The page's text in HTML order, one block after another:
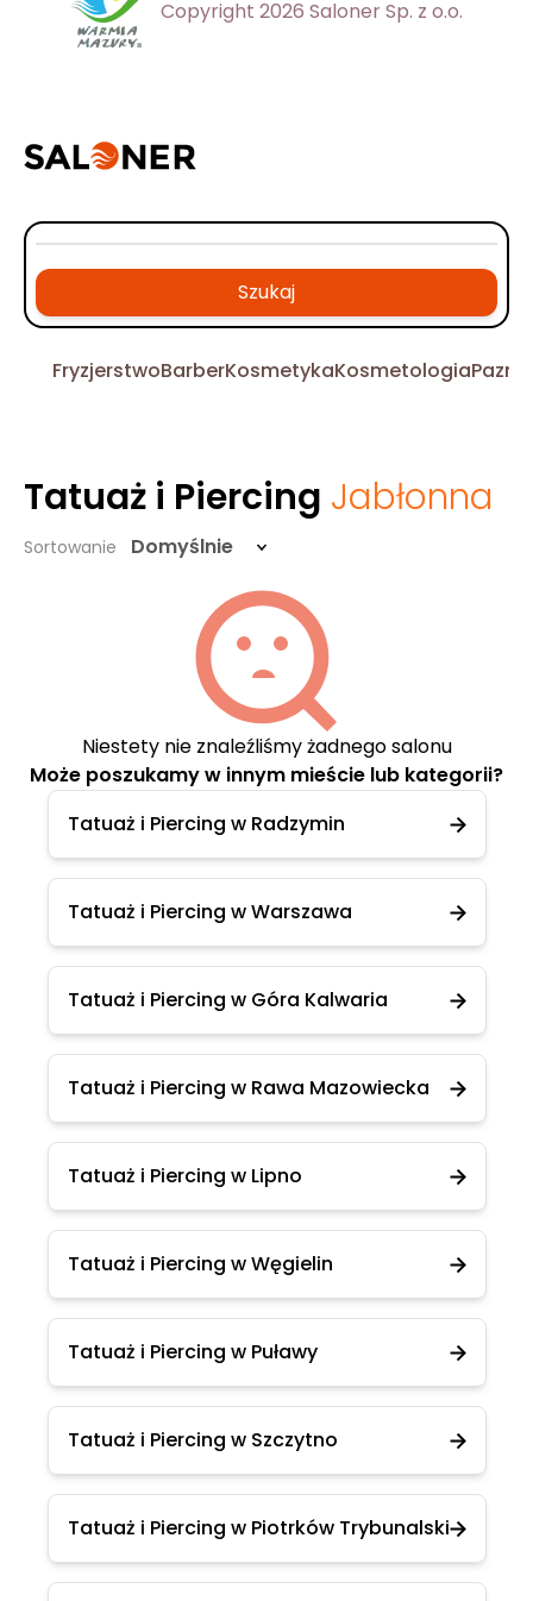
Copyright 2026 Saloner Sp. z o.o.
Szukaj
FryzjerstwoBarberKosmetykaKosmetologia
Tatuaż i Piercing Jabłonna
Sortowanie Domyślnie
Niestety nie znaleźliśmy żadnego salonu
Może poszukamy w innym mieście lub kategorii?
Tatuaż i Piercing w Radzymin
Tatuaż i Piercing w Warszawa
Tatuaż i Piercing w Góra Kalwaria
Tatuaż i Piercing w Rawa Mazowiecka
Tatuaż i Piercing w Lipno
Tatuaż i Piercing w Węgielin
Tatuaż i Piercing w Puławy
Tatuaż i Piercing w Szczytno
Tatuaż i Piercing w Piotrków Trybunalski